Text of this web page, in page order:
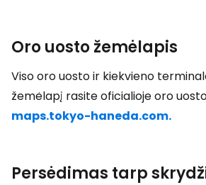
Oro uosto žemėlapis
Viso oro uosto ir kiekvieno
žemėlapį rasite oficialioje oro
maps.tokyo-haneda.com.
Persėdimas tarp